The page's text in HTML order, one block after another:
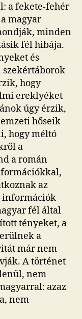
a fekete-fehér
magyar
minden
fél hibája.
és
hogy
ereklyéket
úgy érzik,
hőseik
hogy méltó
a
a román
az
információk
fél által
tényeket, a
a
már nem
A történet
nem
azaz
nem